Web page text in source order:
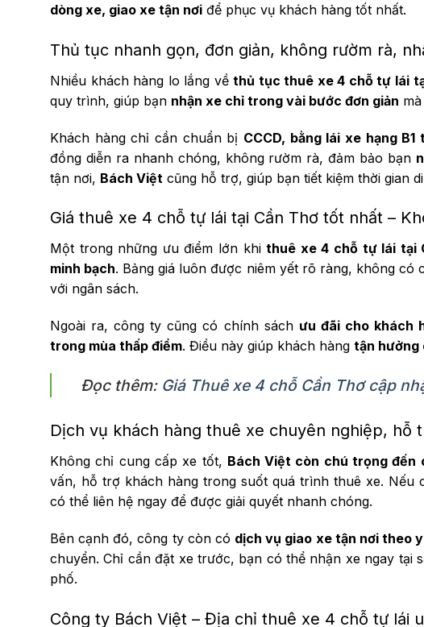
dòng xe, giao xe tận nơi để phục vụ khách hàng tốt nhất.
Thủ tục nhanh gọn, đơn giản, không rườm rà,
Nhiều khách hàng lo lắng vềthủ tục thuê xe 4 chỗ tự lái
quy trình, giúp bạn nhận xe chỉ trong vài bước đơn giản
Khách hàng chỉ cần chuẩn bị CCCD, bằng lái xe hạng
đồng diễn ra nhanh chóng, không rườm rà, đảm bảo bạn
tận nơi, Bách Việt cũng hỗ trợ, giúp bạn tiết kiệm thời gian
Giá thuê xe 4 chỗ tự lái tại Cần Thơ tốt nhất –
Một trong những ưu điểm lớn khithuê xe 4 chỗ tự lái tại
minh bạch. Bảng giá luôn được niêm yết rõ ràng, không
với ngân sách.
Ngoài ra, công ty cũng có chính sách ưu đãi cho khách
trong mùa thấp điểm. Điều này giúp khách hàng tận hưởng
Đọc thêm: Giá Thuê xe 4 chỗ Cần Thơ cập
Dịch vụ khách hàng thuê xe chuyên nghiệp, hỗ
Không chỉ cung cấp xe tốt, Bách Việt còn chú trọng đến
vấn, hỗ trợ khách hàng trong suốt quá trình thuê xe.
có thể liên hệ ngay để được giải quyết nhanh chóng.
Bên cạnh đó, công ty còn có dịch vụ giao xe tận nơi theo
chuyển. Chỉ cần đặt xe trước, bạn có thể nhận xe ngay tại
phố.
Công ty Bách Việt – Địa chỉ thuê xe 4 chỗ tự lái